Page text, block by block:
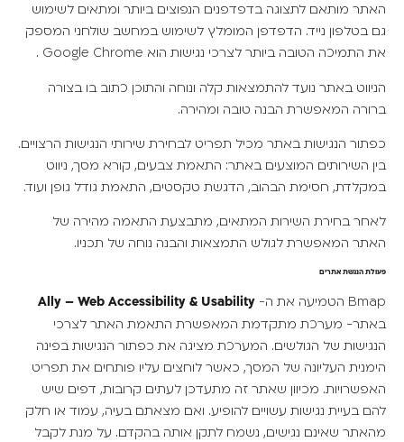
האתר מותאם לתצוגה בדפדפנים הנפוצים ביותר ומתאים לשימוש
גם בטלפון נייד. הדפדפן המומלץ לשימוש במחשב שולחני המספק
את התמיכה הטובה ביותר לצרכי נגישות הוא Google Chrome
.
הניווט באתר נועד להתמצאות קלה ונוחה והתוכן כתוב בו בצורה
ברורה המאפשרת הבנה טובה ומהירה.
כפתור הנגישות באתר מכיל תפריט לבחירת שירותי הנגישות הרצויים.
בין השירותים המוצעים באתר: התאמת צבעים, קורא מסך, ניווט
במקלדת, חסימת הבהוב, הדגשת טקסטים, התאמת גודל גופן ועוד.
לאחר בחירת השירות המתאים, מתבצעת התאמה מהירה של
האתר המאפשרת לגולש התמצאות והבנה נוחה של תכניו.
פעולת הנגשת אתרים
Bmap הטמיעה את ה- Ally – Web Accessibility & Usability
באתר- מערכת מתקדמת המאפשרת התאמת האתר לצרכי
הנגישות של הגולשים. המערכת מציגה את כפתור הנגישות בפינה
הימנית העליונה של המסך, כאשר לוחצים עליו פותחים את תפריט
האפשרויות. מכיוון שאתר זה מתעדכן לעתים קרובות, דפים שיש
להם בעיית נגישות עשויים להופיע. ואם מצאתם בעיה, עמוד או חלק
מהאתר שאינם נגישים, נשמח לתקן אותה בהקדם. על מנת לקבל